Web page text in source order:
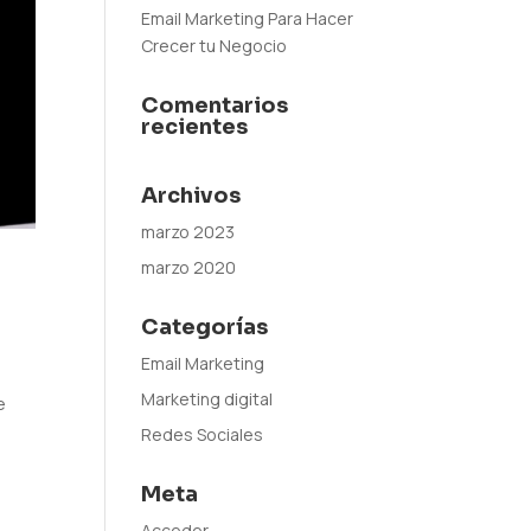
Email Marketing Para Hacer
Crecer tu Negocio
Comentarios
recientes
Archivos
marzo 2023
marzo 2020
Categorías
Email Marketing
Marketing digital
Redes Sociales
Meta